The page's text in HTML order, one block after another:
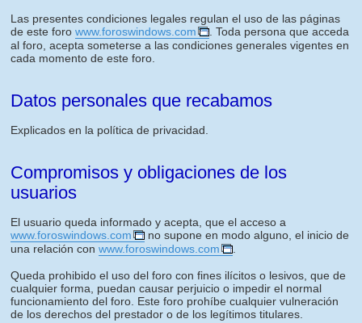
Las presentes condiciones legales regulan el uso de las páginas
de este foro www.foroswindows.com
. Toda persona que acceda
al foro, acepta someterse a las condiciones generales vigentes en
cada momento de este foro.
Datos personales que recabamos
Explicados en la política de privacidad.
Compromisos y obligaciones de los
usuarios
El usuario queda informado y acepta, que el acceso a
www.foroswindows.com
no supone en modo alguno, el inicio de
una relación con www.foroswindows.com
Queda prohibido el uso del foro con fines ilícitos o lesivos, que de
cualquier forma, puedan causar perjuicio o impedir el normal
funcionamiento del foro. Este foro prohíbe cualquier vulneración
de los derechos del prestador o de los legítimos titulares.